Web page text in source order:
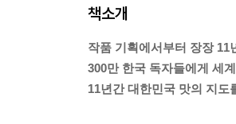
책소개
작품 기획에서부터 장장
300만 한국 독자들에게 세
11년간 대한민국 맛의 지